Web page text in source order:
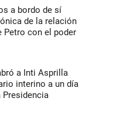
a bordo de sí
de la relación
Petro con el poder
a Inti Asprilla
interino a un día
Presidencia